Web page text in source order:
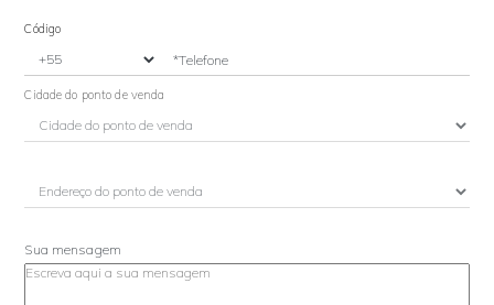
Código
*Telefone
Cidade do ponto de venda
Sua mensagem